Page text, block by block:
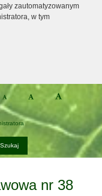
zautomatyzowanym
w tym
nr 38